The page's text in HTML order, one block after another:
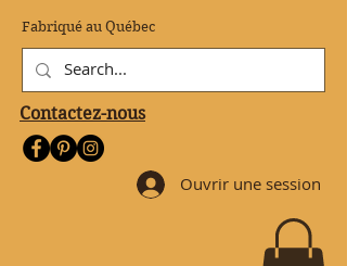
Fabriqué au Québec
Contactez-nous
Ouvrir une session